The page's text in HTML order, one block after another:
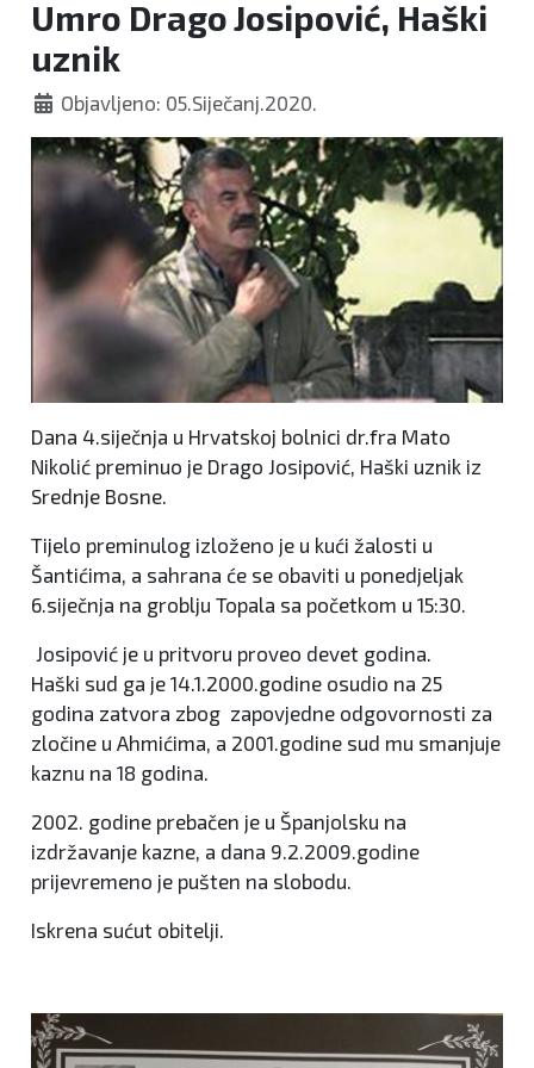
Umro Drago Josipović, Haški
uznik
Objavljeno: 05.Siječanj.2020.
Dana 4.siječnja u Hrvatskoj bolnici dr.fra Mato
Nikolić preminuo je Drago Josipović, Haški uznik iz
Srednje Bosne.
Tijelo preminulog izloženo je u kući žalosti u
Šantićima, a sahrana će se obaviti u ponedjeljak
6.siječnja na groblju Topala sa početkom u 15:30.
Josipović je u pritvoru proveo devet godina.
Haški sud ga je 14.1.2000.godine osudio na 25
godina zatvora zbog zapovjedne odgovornosti za
zločine u Ahmićima, a 2001.godine sud mu smanjuje
kaznu na 18 godina.
2002. godine prebačen je u Španjolsku na
izdržavanje kazne, a dana 9.2.2009.godine
prijevremeno je pušten na slobodu.
Iskrena sućut obitelji.